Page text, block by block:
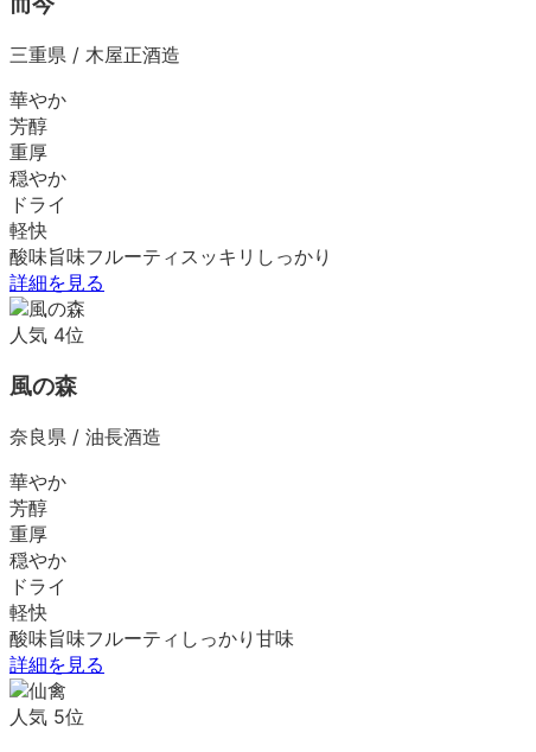
三重県 / 木屋正酒造
華やか
芳醇
重厚
穏やか
ドライ
軽快
酸味旨味フルーティ スッキリ しっかり
詳細を見る
人気 4位
風の森
奈良県 / 油長酒造
華やか
芳醇
重厚
穏やか
ドライ
軽快
酸味旨味フルーティ しっかり 甘味
詳細を見る
人気 5位